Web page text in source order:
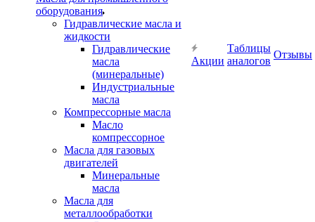
оборудования
Гидравлические масла и
жидкости
Гидравлические
масла
(минеральные)
Индустриальные
масла
Компрессорные масла
Масло
компрессорное
Масла для газовых
двигателей
Минеральные
масла
Масла для
металлообработки
Акции
Таблицы
аналогов
Отзывы